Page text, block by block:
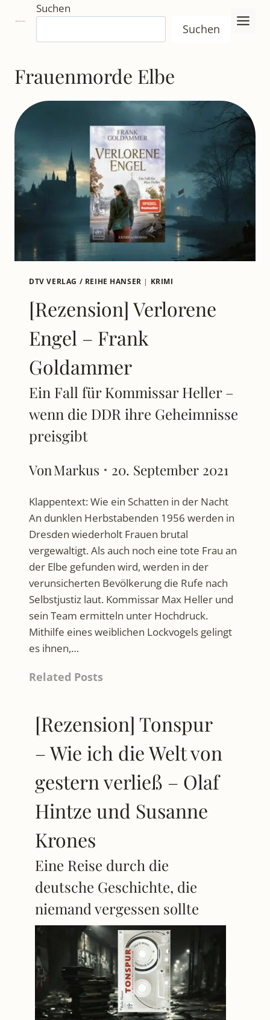
Inhalt
springen
Suchen
Suchen
Frauenmorde Elbe
DTV VERLAG / REIHE HANSER | KRIMI
[Rezension] Verlorene
Engel – Frank
Goldammer
Ein Fall für Kommissar Heller –
wenn die DDR ihre Geheimnisse
preisgibt
VonMarkus 20. September 2021
Klappentext: Wie ein Schatten in der Nacht
An dunklen Herbstabenden 1956 werden in
Dresden wiederholt Frauen brutal
vergewaltigt. Als auch noch eine tote Frau an
der Elbe gefunden wird, werden in der
verunsicherten Bevölkerung die Rufe nach
Selbstjustiz laut. Kommissar Max Heller und
sein Team ermitteln unter Hochdruck.
Mithilfe eines weiblichen Lockvogels gelingt
es ihnen,…
Related Posts
[Rezension] Tonspur
– Wie ich die Welt von
gestern verließ – Olaf
Hintze und Susanne
Krones
Eine Reise durch die
deutsche Geschichte, die
niemand vergessen sollte